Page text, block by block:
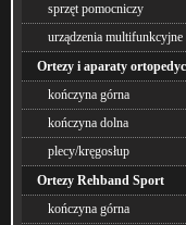
sprzęt pomocniczy
urządzenia multifunkcyjne
Ortezy i aparaty
kończyna górna
kończyna dolna
plecy/kręgosłup
Ortezy Rehband Sport
kończyna górna